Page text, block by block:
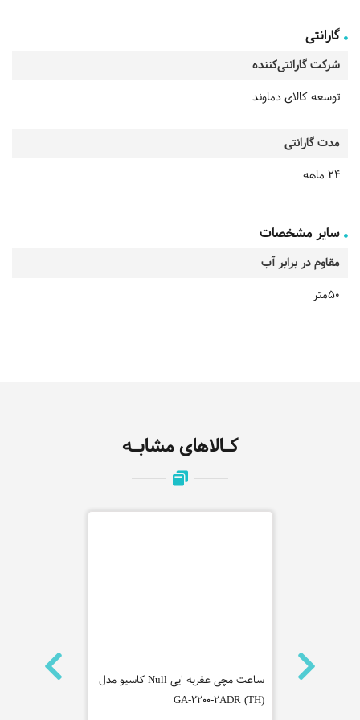
گارانتی
شرکت گارانتی‌کننده
توسعه کالای دماوند
مدت گارانتی
24 ماهه
سایر مشخصات
مقاوم در برابر آب
50متر
کـالاهای مشابـه
ساعت مچی عقربه ایی Null کاسیو مدل
GA-2200-2ADR (TH)